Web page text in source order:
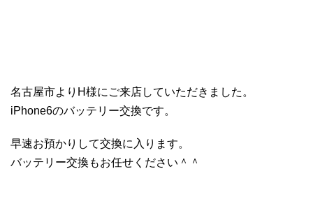
名古屋市よりH様にご来店していただきました。
iPhone6のバッテリー交換です。
早速お預かりして交換に入ります。
バッテリー交換もお任せください＾＾